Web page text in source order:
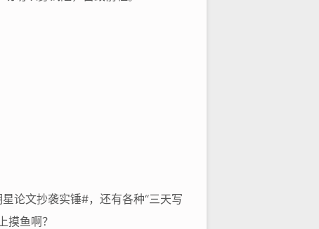
论文抄袭实锤#，还有各种“三天写
摸鱼啊？